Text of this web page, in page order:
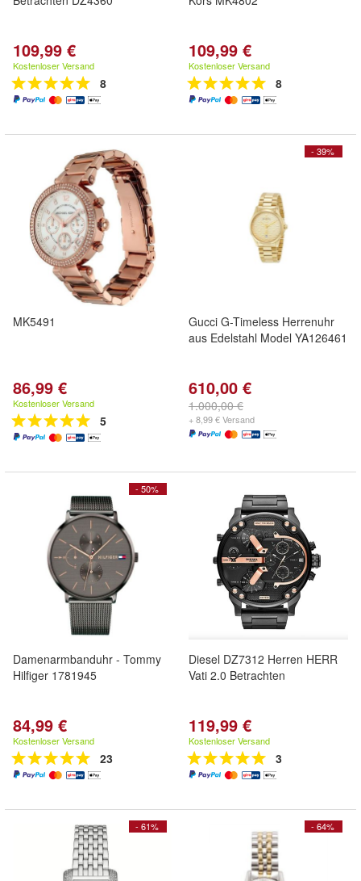
109,99 €
Kostenloser Versand
8
109,99 €
Kostenloser Versand
8
MK5491
86,99 €
Kostenloser Versand
5
- 39%
Gucci G-Timeless Herrenuhr
aus Edelstahl Model YA126461
610,00 €
1.000,00 €
+ 8,99 € Versand
- 50%
Damenarmbanduhr - Tommy
Hilfiger 1781945
84,99 €
Kostenloser Versand
23
Diesel DZ7312 Herren HERR
Vati 2.0 Betrachten
119,99 €
Kostenloser Versand
3
- 61% - 64%